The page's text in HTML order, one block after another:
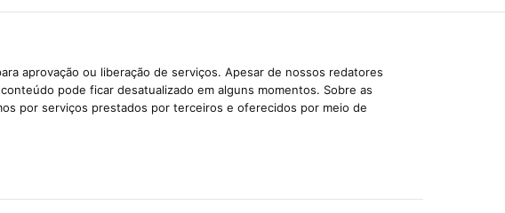
aprovação ou liberação de serviços. Apesar de nossos redatores
pode ficar desatualizado em alguns momentos. Sobre as
por serviços prestados por terceiros e oferecidos por meio de